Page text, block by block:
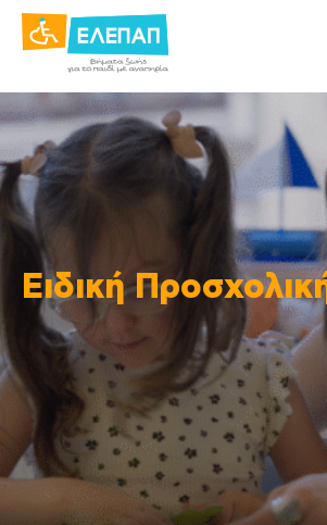
Ειδική